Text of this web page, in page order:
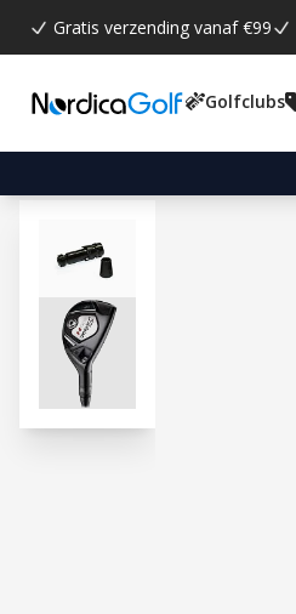
Gratis verzending vanaf €99
Golfclubs